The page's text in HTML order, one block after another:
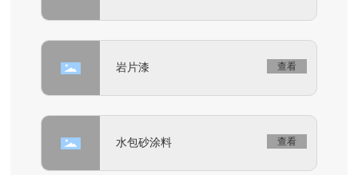
岩片漆 查看
水包砂涂料 查看